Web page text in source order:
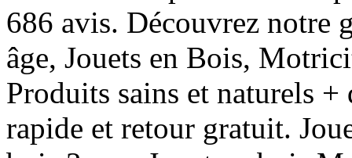
686 avis. Découvrez notre
âge, Jouets en Bois,
Produits sains et naturels
rapide et retour gratuit.